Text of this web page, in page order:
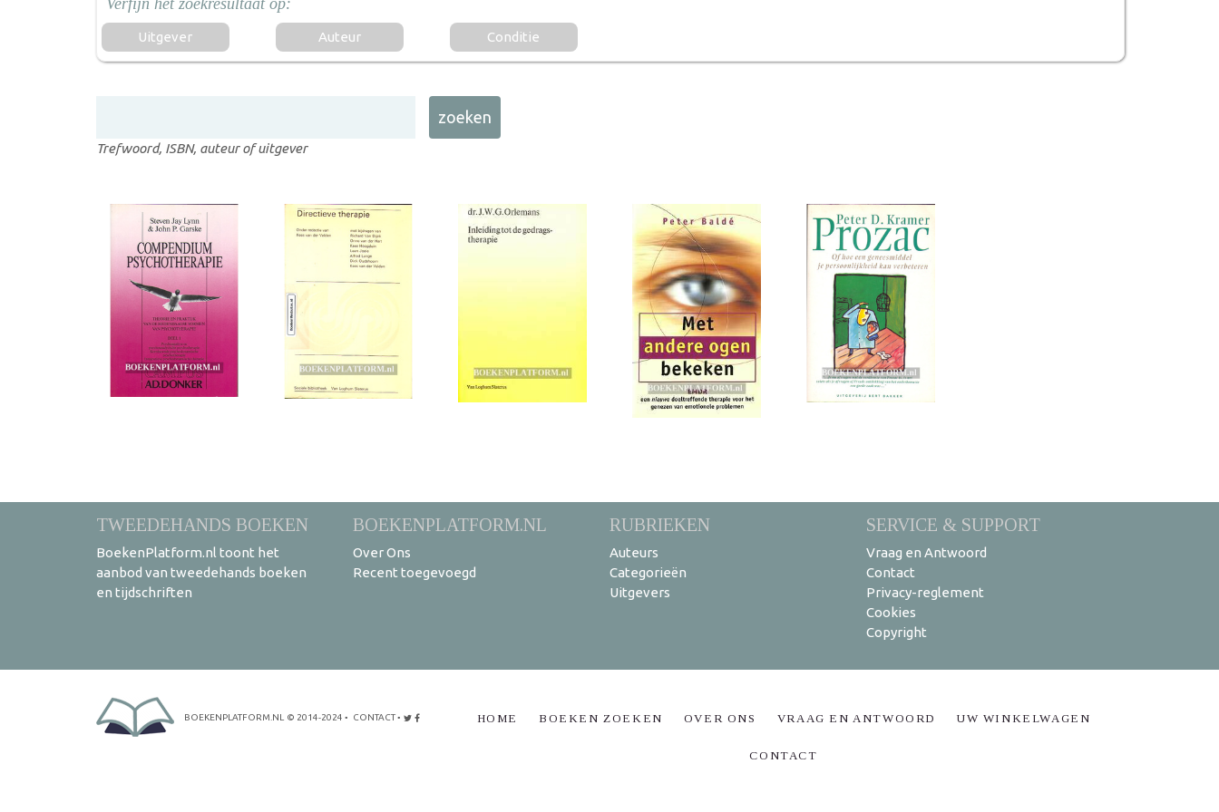
Uitgever Auteur Conditie
Trefwoord, ISBN, auteur of uitgever
TWEEDEHANDS BOEKEN
BoekenPlatform.nl toont het
aanbod van tweedehands boeken
en tijdschriften
BOEKENPLATFORM.NL
Over Ons
Recent toegevoegd
RUBRIEKEN
Auteurs
Categorieën
Uitgevers
SERVICE & SUPPORT
Vraag en Antwoord
Contact
Privacy-reglement
Cookies
Copyright
BOEKENPLATFORM.NL © 2014-2024 • CONTACT• HOME BOEKEN ZOEKEN OVER ONS VRAAG EN ANTWOORD UW WINKELWAGEN
CONTACT